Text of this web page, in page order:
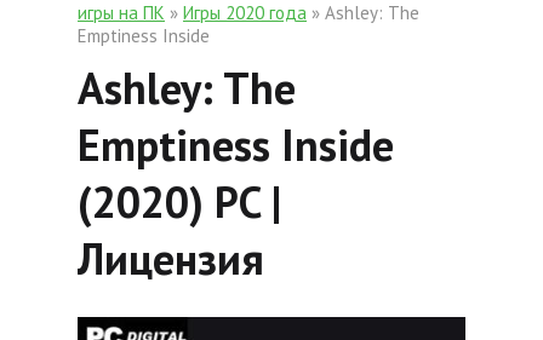
игры на ПК » Игры 2020 года » Ashley: The
Emptiness Inside
Ashley: The
Emptiness Inside
(2020) PC |
Лицензия